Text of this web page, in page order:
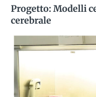
Progetto: Modelli
cerebrale